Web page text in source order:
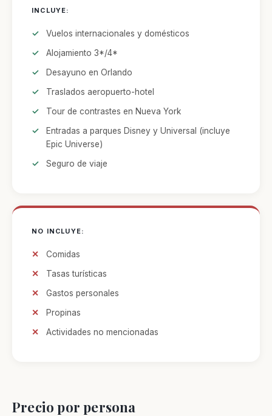
INCLUYE:
Vuelos internacionales y domésticos
Alojamiento 3*/4*
Desayuno en Orlando
Traslados aeropuerto-hotel
Tour de contrastes en Nueva York
Entradas a parques Disney y Universal (incluye
Epic Universe)
Seguro de viaje
NO INCLUYE:
Comidas
Tasas turísticas
Gastos personales
Propinas
Actividades no mencionadas
Precio por persona